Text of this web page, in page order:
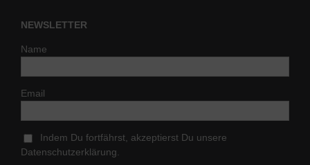
NEWSLETTER
Name
Email
Indem Du fortfährst, akzeptierst Du unsere
Datenschutzerklärung.